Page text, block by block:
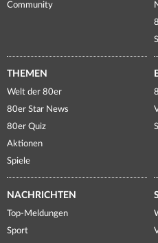
Community
THEMEN
Welt der 80er
80er Star News
80er Quiz
Aktionen
Spiele
NACHRICHTEN
Top-Meldungen
Sport